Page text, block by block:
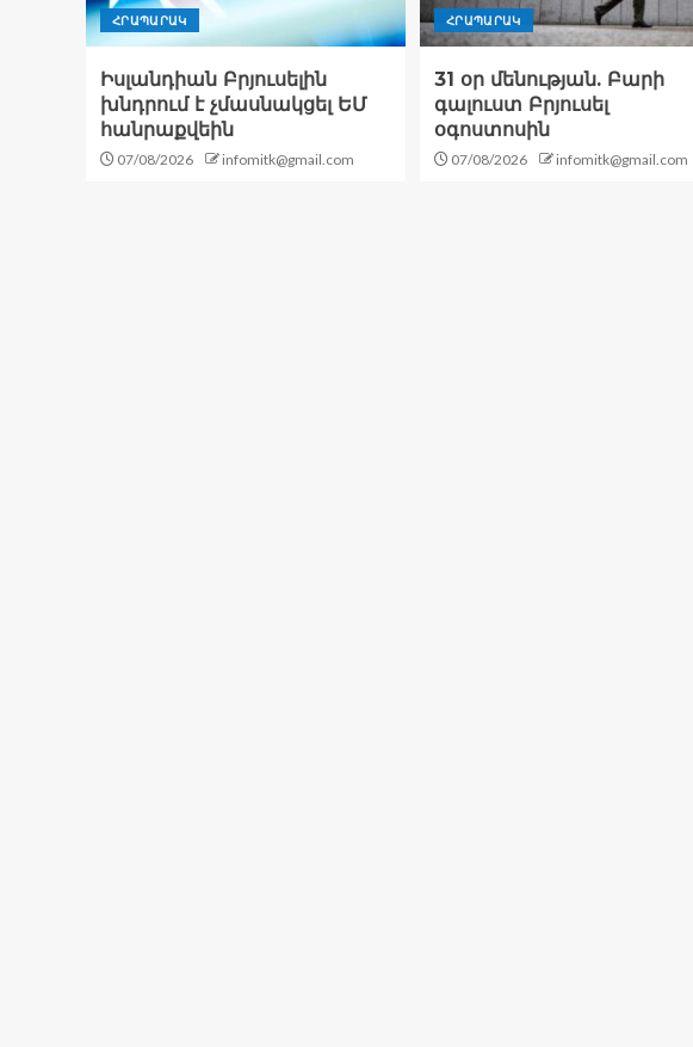
ՀՐԱՊԱՐԱԿ
Իսլանդիան Բրյուսելին
խնդրում է չմասնակցել ԵՄ
հանրաքվեին
07/08/2026 infomitk@gmail.com
ՀՐԱՊԱՐԱԿ
31 օր մենության. Բարի
գալուստ Բրյուսել
օգոստոսին
07/08/2026 infomitk@gmail.com